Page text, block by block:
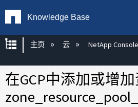
Knowledge Base
扩展/隐缩全局层次
主页 云 NetApp
在GCP中添加或增